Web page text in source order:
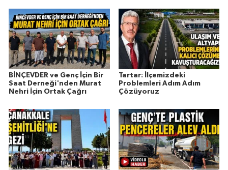
BİNÇEVDER ve Genç İçin Bir
Saat Derneği'nden Murat
Nehri İçin Ortak Çağrı
Tartar: İlçemizdeki
Problemleri Adım Adım
Çözüyoruz